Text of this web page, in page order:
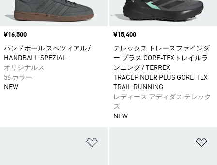
価格
¥16,500
ハンドボール スペツィアル /
HANDBALL SPEZIAL
オリジナルス
56 カラー
NEW
価格
¥15,400
テレックス トレースファインダ
ー プラス GORE-TEXトレイルラ
ンニング / TERREX
TRACEFINDER PLUS GORE-TEX
TRAIL RUNNING
レディース アディダス テレック
ス
NEW